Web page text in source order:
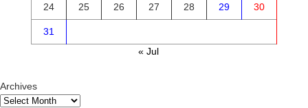
24 25 26 27 28 29 30
31
« Jul
Archives